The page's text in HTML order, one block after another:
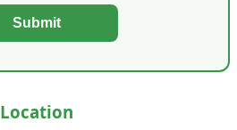
Submit
Location